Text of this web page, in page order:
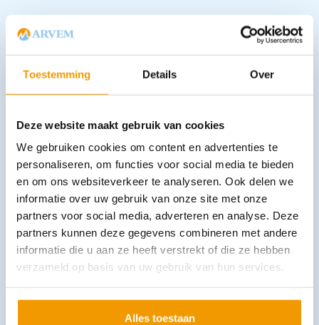
Toestemming Details Over
Deze website maakt gebruik van cookies
We gebruiken cookies om content en advertenties te
personaliseren, om functies voor social media te bieden
en om ons websiteverkeer te analyseren. Ook delen we
informatie over uw gebruik van onze site met onze
partners voor social media, adverteren en analyse. Deze
partners kunnen deze gegevens combineren met andere
informatie die u aan ze heeft verstrekt of die ze hebben
verzameld op basis van uw gebruik van hun services.
Alles toestaan
Andere producten in deze
categorie: